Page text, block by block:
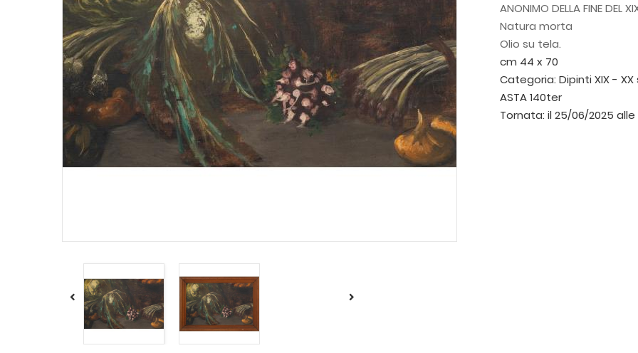
ANONIMO DELLA FINE DEL
Natura morta
Olio su tela.
cm 44 x 70
Categoria: Dipinti XIX -
ASTA 140ter
Tornata: il 25/06/2025 alle